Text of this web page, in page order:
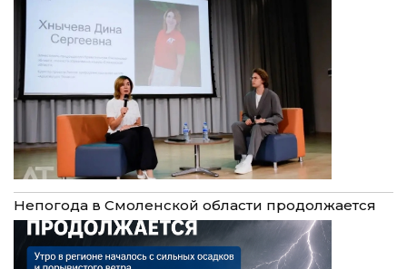
Непогода в Смоленской области продолжается